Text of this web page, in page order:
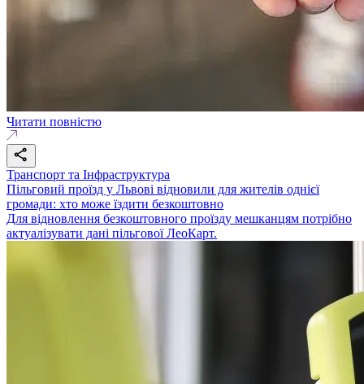
Читати повністю
Транспорт та Інфраструктура
Пільговий проїзд у Львові відновили для жителів однієї
громади: хто може їздити безкоштовно
Для відновлення безкоштовного проїзду мешканцям потрібно
актуалізувати дані пільгової ЛеоКарт.